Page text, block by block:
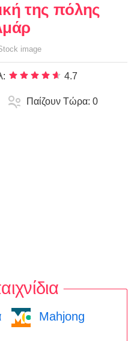
της πόλης
image
4.7
Παίζουν Τώρα: 0
Mahjong